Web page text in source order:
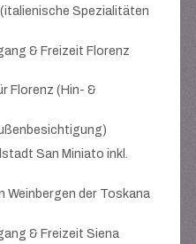
Spezialitäten
& Freizeit Florenz
Florenz (Hin- &
San Miniato inkl.
Weinbergen der Toskana
& Freizeit Siena